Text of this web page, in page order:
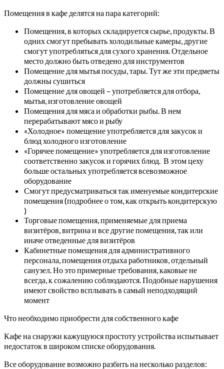
Помещения в кафе делятся на пара категорий:
Помещения, в которых складируется сырье, продукты. В
одних смогут пребывать холодильные камеры, другие
смогут употребляться для сухого хранения. Отдельное
место должно быть отведено для инструментов
Помещение для мытья посуды, тары. Тут же эти предметы
должны сушиться
Помещение для овощей – употребляется для отбора,
мытья, изготовление овощей
Помещения для мяса и обработки рыбы. В нем
перерабатывают мясо и рыбу
«Холодное» помещение употребляется для закусок и
блюд холодного изготовление
«Горячее помещение» употребляется для изготовление
соответственно закусок и горячих блюд. В этом цеху
больше остальных употребляется всевозможное
оборудование
Смогут предусматриваться так именуемые кондитерские
помещения (подробнее о том, как открыть кондитерскую
)
Торговые помещения, применяемые для приема
визитёров, витрина и все другие помещения, так или
иначе отведенные для визитёров
Кабинетные помещения для административного
персонала, помещения отдыха работников, отдельный
санузел. Но это примерные требования, каковые не
всегда, к сожалению соблюдаются. Подобные нарушения
имеют свойство всплывать в самый неподходящий
момент
Что необходимо приобрести для собственного кафе
Кафе на снаружи кажущуюся простоту устройства испытывает
недостаток в широком списке оборудования.
Все оборудование возможно разбить на несколько разделов: